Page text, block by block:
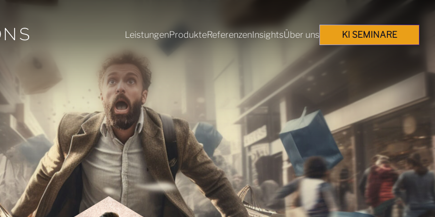
LeistungenProdukteReferenzenInsightsÜber uns KI SEMINARE